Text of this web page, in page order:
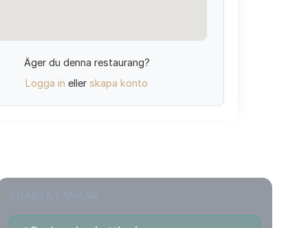
Äger du denna restaurang?
Logga in eller skapa konto